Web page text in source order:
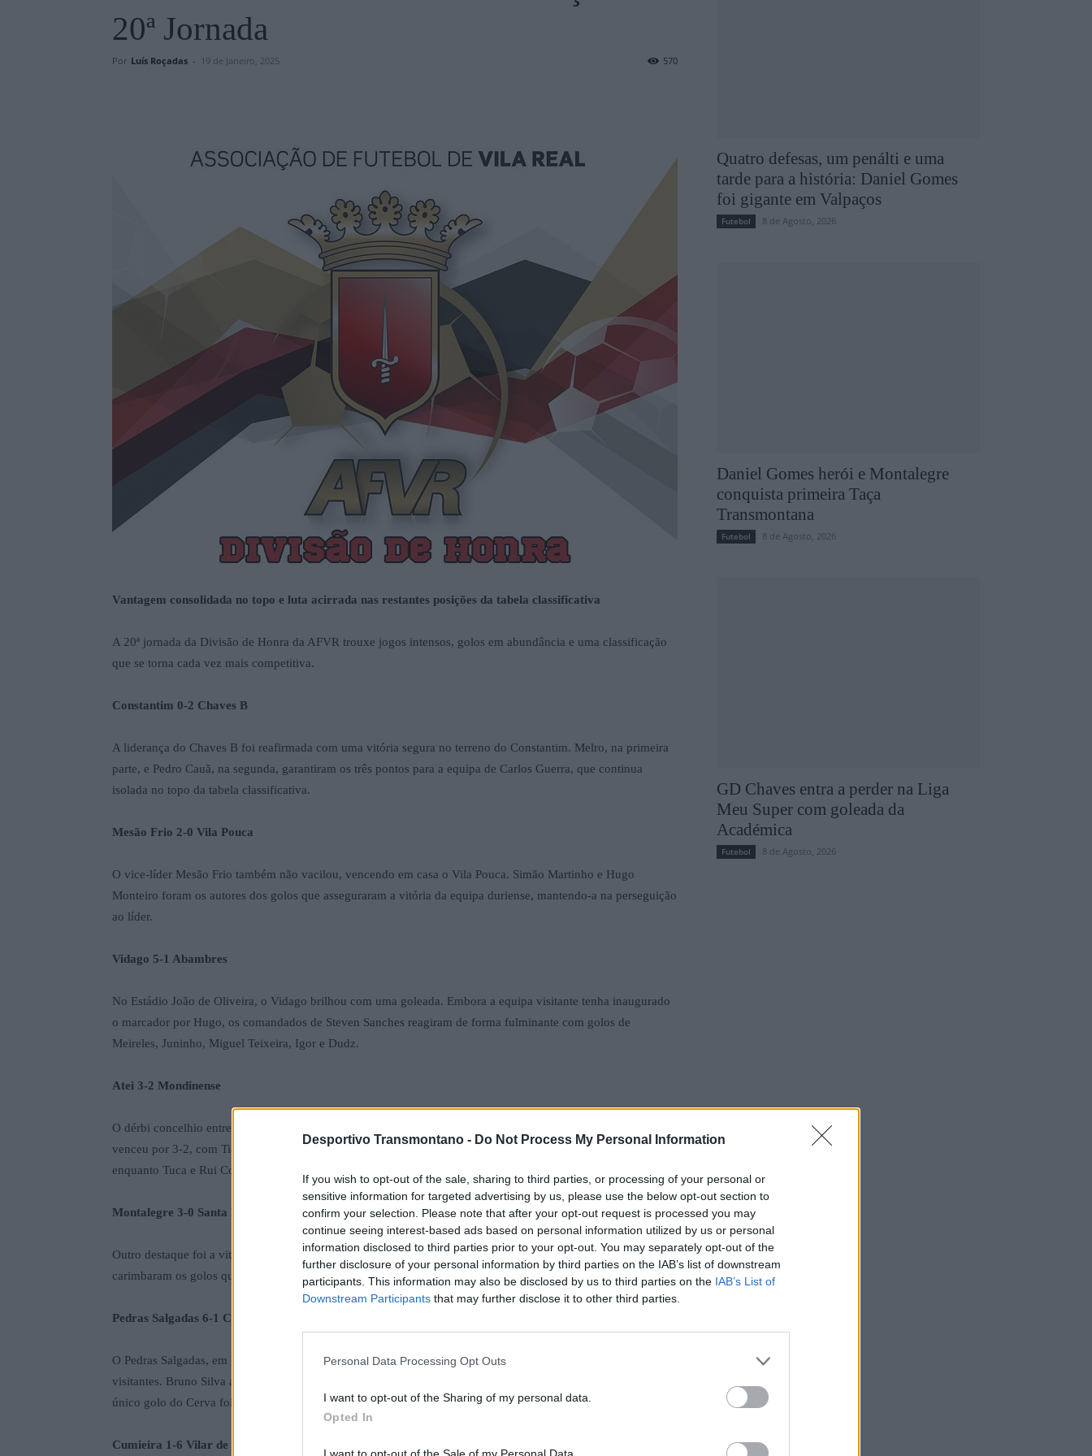
Desportivo Transmontano - Do Not Process My Personal Information
If you wish to opt-out of the sale, sharing to third parties, or processing of your personal or
sensitive information for targeted advertising by us, please use the below opt-out section to
confirm your selection. Please note that after your opt-out request is processed you may
continue seeing interest-based ads based on personal information utilized by us or personal
information disclosed to third parties prior to your opt-out. You may separately opt-out of the
further disclosure of your personal information by third parties on the IAB’s list of downstream
participants. This information may also be disclosed by us to third parties on the IAB’s List of
Downstream Participants that may further disclose it to other third parties.
Personal Data Processing Opt Outs
I want to opt-out of the Sharing of my personal data.
Opted In
I want to opt-out of the Sale of my Personal Data.
20ª Jornada
Por Luís Roçadas - 19 de Janeiro, 2025 570
Vantagem consolidada no topo e luta acirrada nas restantes posições da tabela classificativa
A 20ª jornada da Divisão de Honra da AFVR trouxe jogos intensos, golos em abundância e uma classificação
que se torna cada vez mais competitiva.
Constantim 0-2 Chaves B
A liderança do Chaves B foi reafirmada com uma vitória segura no terreno do Constantim. Melro, na primeira
parte, e Pedro Cauã, na segunda, garantiram os três pontos para a equipa de Carlos Guerra, que continua
isolada no topo da tabela classificativa.
Mesão Frio 2-0 Vila Pouca
O vice-líder Mesão Frio também não vacilou, vencendo em casa o Vila Pouca. Simão Martinho e Hugo
Monteiro foram os autores dos golos que asseguraram a vitória da equipa duriense, mantendo-a na perseguição
ao líder.
Vidago 5-1 Abambres
No Estádio João de Oliveira, o Vidago brilhou com uma goleada. Embora a equipa visitante tenha inaugurado
o marcador por Hugo, os comandados de Steven Sanches reagiram de forma fulminante com golos de
Meireles, Juninho, Miguel Teixeira, Igor e Dudz.
Atei 3-2 Mondinense
O dérbi concelhio entre Atei e Mondinense foi um dos momentos mais emocionantes da jornada. O Atei
venceu por 3-2, com Tiago Reis em destaque ao apontar dois golos. Ricardo marcou o tento da vitória,
enquanto Tuca e Rui Costa haviam colocado o Mondinense em vantagem em duas ocasiões.
Montalegre 3-0 Santa Marta
Outro destaque foi a vitória natural do Montalegre frente ao Santa Marta. Pedro Miguel, Kenny e Tiago Oliveira
carimbaram os golos que consolidaram os três pontos para a equipa barrosã.
Pedras Salgadas 6-1 Cerva
O Pedras Salgadas, em grande forma, goleou o Cerva na estreia de Justino Ribeiro no comando técnico dos
visitantes. Bruno Silva apontou um hat-trick, enquanto Rui Jorge, Jorge Jesus e Gui também contribuíram. O
único golo do Cerva foi de Texas, na altura empatando a partida.
Cumieira 1-6 Vilar de Perdizes
Quatro defesas, um penálti e uma
tarde para a história: Daniel Gomes
foi gigante em Valpaços
Futebol 8 de Agosto, 2026
Daniel Gomes herói e Montalegre
conquista primeira Taça
Transmontana
Futebol 8 de Agosto, 2026
GD Chaves entra a perder na Liga
Meu Super com goleada da
Académica
Futebol 8 de Agosto, 2026